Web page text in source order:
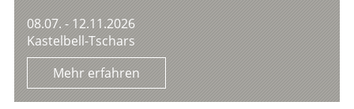
08.07. - 12.11.2026
Kastelbell-Tschars
Mehr erfahren